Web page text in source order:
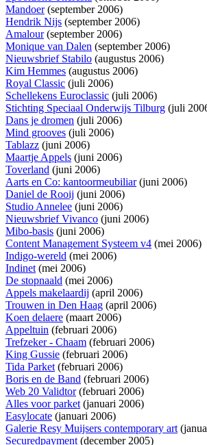
Mandoer(september 2006)
Hendrik Nijs (september 2006)
Amalour(september 2006)
Monique van Dalen (september 2006)
Nieuwsbrief Stabilo (augustus 2006)
Kim Hemmes (augustus 2006)
Royal Classic (juli 2006)
Schellekens Euroclassic (juli 2006)
Stichting Speciaal Onderwijs Tilburg (juli
Dans je dromen (juli 2006)
Mind grooves (juli 2006)
Tablazz (juni 2006)
Maartje Appels (juni 2006)
Toverland (juni 2006)
Aarts en Co: kantoormeubiliar(juni 2006)
Daniel de Rooij (juni 2006)
Studio Annelee (juni 2006)
Nieuwsbrief Vivanco (juni 2006)
Mibo-basis (juni 2006)
Content Management Systeem v4 (mei 2006)
Indigo-wereld (mei 2006)
Indinet(mei 2006)
De stopnaald (mei 2006)
Appels makelaardij (april 2006)
Trouwen in Den Haag (april 2006)
Koen delaere (maart 2006)
Appeltuin (februari 2006)
Trefzeker - Chaam (februari 2006)
King Gussie (februari 2006)
Tida Parket(februari 2006)
Boris en de Band (februari 2006)
Web 20 Validtor(februari 2006)
Alles voor parket(januari 2006)
Easylocate (januari 2006)
Galerie Resy Muijsers contemporary art
Securedpayment(december 2005)